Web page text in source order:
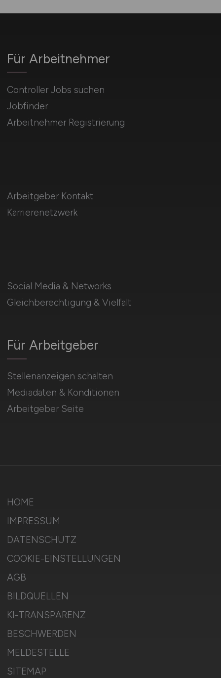
Für Arbeitnehmer
Controller Jobs suchen
Jobfinder
Arbeitnehmer Registrierung
Social Media & Networks
Gleichberechtigung & Vielfalt
Für Arbeitgeber
Stellenanzeigen schalten
Mediadaten & Konditionen
Arbeitgeber Seite
Arbeitgeber Kontakt
Karrierenetzwerk
HOME
IMPRESSUM
DATENSCHUTZ
COOKIE-EINSTELLUNGEN
AGB
BILDQUELLEN
KI-TRANSPARENZ
BESCHWERDEN
MELDESTELLE
SITEMAP